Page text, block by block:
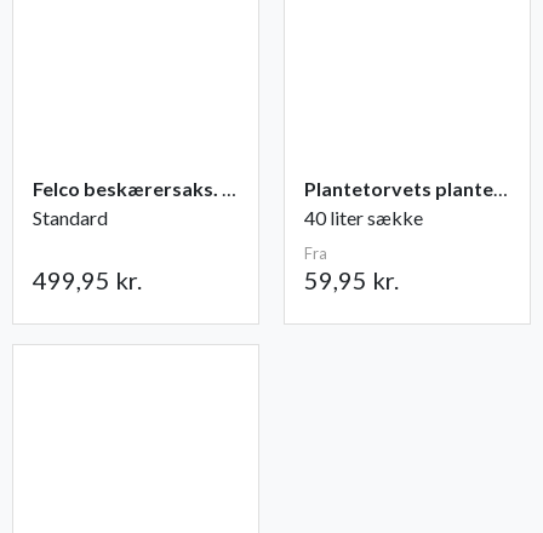
Felco beskærersaks. nr. 2
Standard
499,95 kr.
Plantetorvets plantejord
40 liter sække
Fra
59,95 kr.